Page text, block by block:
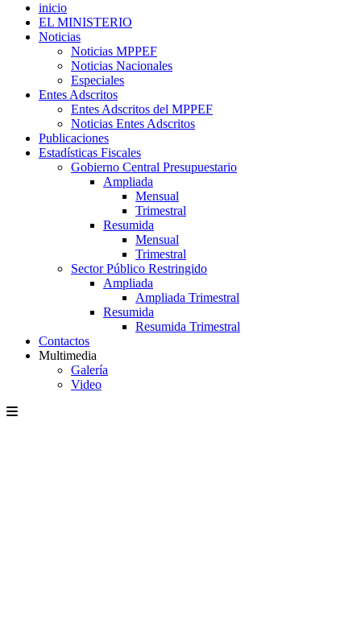
inicio
EL MINISTERIO
Noticias
Noticias MPPEF
Noticias Nacionales
Especiales
Entes Adscritos
Entes Adscritos del MPPEF
Noticias Entes Adscritos
Publicaciones
Estadísticas Fiscales
Gobierno Central Presupuestario
Ampliada
Mensual
Trimestral
Resumida
Mensual
Trimestral
Sector Público Restringido
Ampliada
Ampliada Trimestral
Resumida
Resumida Trimestral
Contactos
Multimedia
Galería
Video